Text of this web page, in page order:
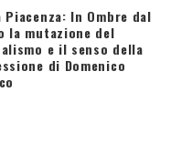
Piacenza: In Ombre dal
la mutazione del
e il senso della
di Domenico